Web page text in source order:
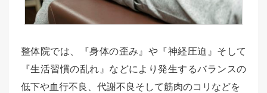
整体院では、『身体の歪み』や『神経圧迫』そして
『生活習慣の乱れ』などにより発生するバランスの
低下や血行不良、代謝不良そして筋肉のコリなどを